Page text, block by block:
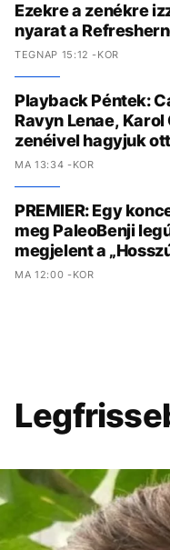
Ezekre a zenékre
nyarat a
TEGNAP 15:12 -KOR
Playback Péntek:
Ravyn Lenae, Karol
zenéivel hagyjuk
MA 13:34 -KOR
PREMIER: Egy
meg PaleoBenji
megjelent a
MA 12:00 -KOR